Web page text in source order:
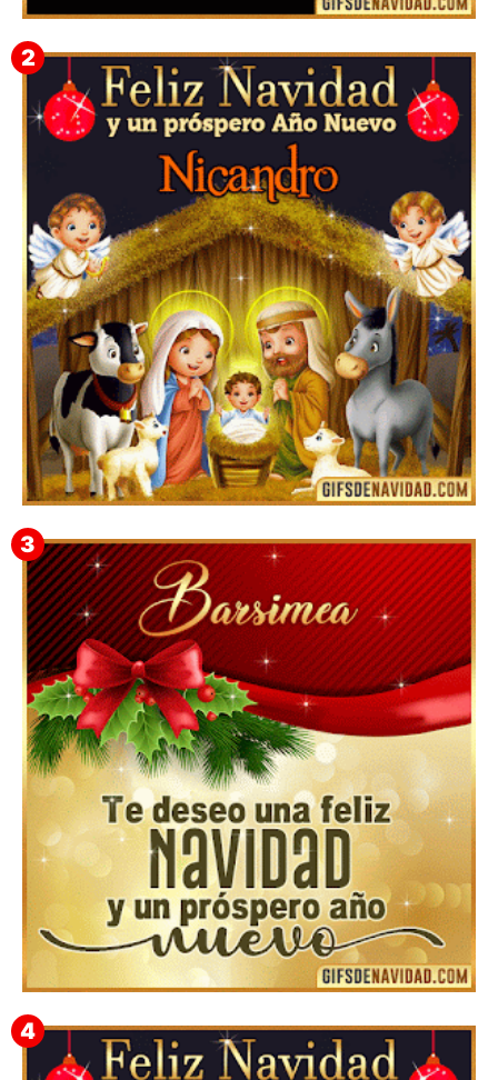
▷GIF de Feliz Navidad 2025【❤️】
Feliz Navidad y próspero Año Nuevo Nicandro